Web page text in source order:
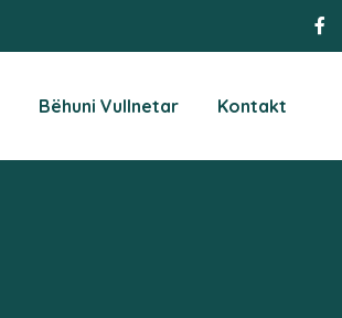
Bëhuni Vullnetar Kontakt